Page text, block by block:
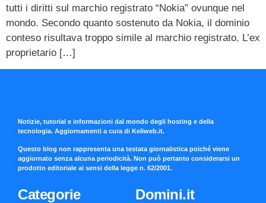
tutti i diritti sul marchio registrato “Nokia” ovunque nel
mondo. Secondo quanto sostenuto da Nokia, il dominio
conteso risultava troppo simile al marchio registrato. L’ex
proprietario […]
Notizie, tutorial e informazioni dal mondo degli hosting e della
tecnologia. Aggiornamenti a cura di Keliweb.it.
Questo blog non rappresenta una testata giornalistica poiché viene
aggiornato senza alcuna periodicità. Non può pertanto considerarsi un
prodotto editoriale ai sensi della legge n. 62/2001.
Categorie Domini.it